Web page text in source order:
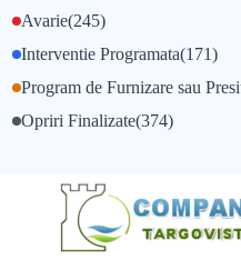
Avarie(245)
Interventie Programata(171)
Opriri Finalizate(374)
Program de Furnizare sau